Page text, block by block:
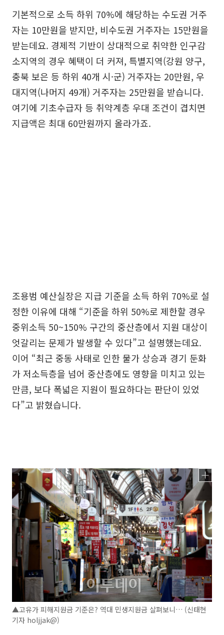
기본적으로 소득 하위 70%에 해당하는 수도권 거주
자는 10만원을 받지만, 비수도권 거주자는 15만원을
받는데요. 경제적 기반이 상대적으로 취약한 인구감
소지역의 경우 혜택이 더 커져, 특별지역(강원 양구,
충북 보은 등 하위 40개 시·군) 거주자는 20만원, 우
대지역(나머지 49개) 거주자는 25만원을 받습니다.
여기에 기초수급자 등 취약계층 우대 조건이 겹치면
지급액은 최대 60만원까지 올라가죠.
조용범 예산실장은 지급 기준을 소득 하위 70%로 설
정한 이유에 대해 “기준을 하위 50%로 제한할 경우
중위소득 50~150% 구간의 중산층에서 지원 대상이
엇갈리는 문제가 발생할 수 있다”고 설명했는데요.
이어 “최근 중동 사태로 인한 물가 상승과 경기 둔화
가 저소득층을 넘어 중산층에도 영향을 미치고 있는
만큼, 보다 폭넓은 지원이 필요하다는 판단이 있었
다”고 밝혔습니다.
▲고유가 피해지원금 기준은? 역대 민생지원금 살펴보니… (신태현
기자 holjjak@)